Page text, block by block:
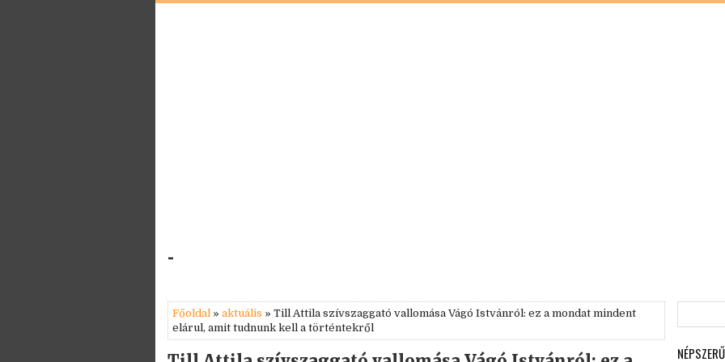
-
Főoldal » aktuális » Till Attila szívszaggató vallomása Vágó Istvánról: ez a mondat mindent
elárul, amit tudnunk kell a történtekről